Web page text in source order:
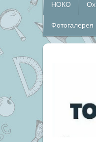
НОКО
Фотогалерея